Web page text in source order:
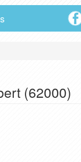
(62000)